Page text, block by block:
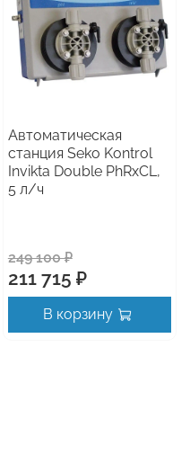
Автоматическая
станция Seko Kontrol
Invikta Double PhRxCL,
5 л/ч
249 100 ₽
211 715 ₽
В корзину